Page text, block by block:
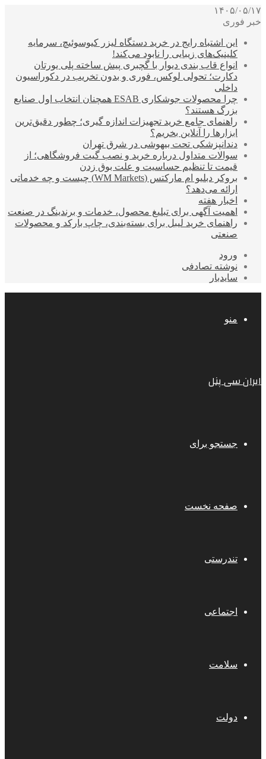
۱۴۰۵/۰۵/۱۷
خبر فوری
این اشتباه رایج در خرید دستگاه لیزر کیوسوئیچ، سرمایه
کلینیک‌های زیبایی را نابود می‌کند!
انواع قاب بندی دیوار با گچبری پیش ساخته پلی یورتان
دکارت؛ تحولی لوکس، فوری و بدون تخریب در دکوراسیون
داخلی
چرا محصولات جوشکاری ESAB همچنان انتخاب اول صنایع
بزرگ هستند؟
راهنمای جامع خرید تجهیزات اندازه گیری؛ چطور دقیق‌ترین
ابزارها را آنلاین بخریم؟
دندانپزشکی تحت بیهوشی در شرق تهران
سوالات متداول درباره خرید و نصب گیت فروشگاهی؛ از
قیمت تا تنظیم حساسیت و علت بوق زدن
بروکر دبلیو ام مارکتس (WM Markets) چیست و چه خدماتی
ارائه می‌دهد؟
اخبار هفته
اهمیت آگهی برای تبلیغ محصول، خدمات و برندینگ در صنعت
راهنمای خرید لیبل برای بسته‌بندی، چاپ بارکد و محصولات
صنعتی
ورود
نوشته تصادفی
سایدبار
منو
ایران سی پنل
جستجو برای
صفحه نخست
تندرستی
اجتماعی
سلامت
دولت